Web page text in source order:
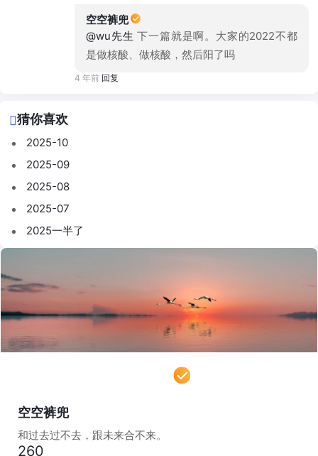
空空裤兜
@wu先生 下一篇就是啊。大家的2022不都
是做核酸、做核酸，然后阳了吗
4 年前 回复
猜你喜欢
2025-10
2025-09
2025-08
2025-07
2025一半了
空空裤兜
和过去过不去，跟未来合不来。
260